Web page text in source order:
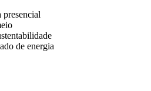
presencial
de energia